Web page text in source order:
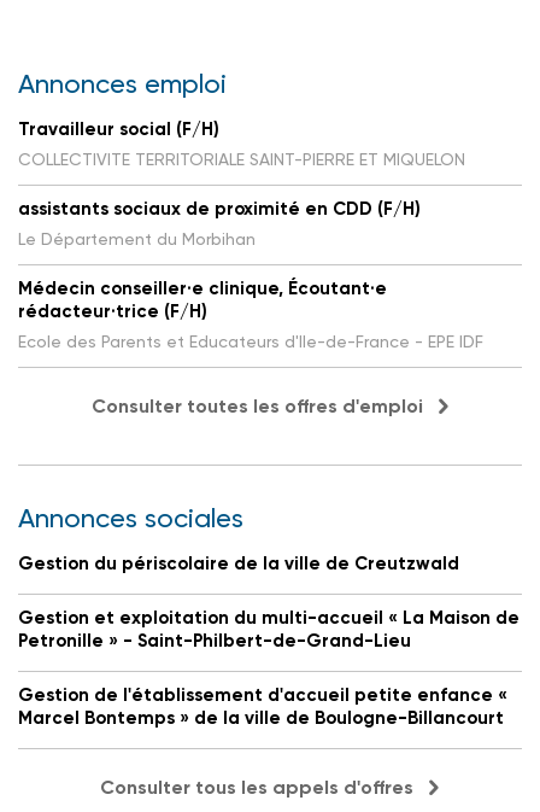
Annonces emploi
Travailleur social (F/H)
COLLECTIVITE TERRITORIALE SAINT-PIERRE ET MIQUELON
assistants sociaux de proximité en CDD (F/H)
Le Département du Morbihan
Médecin conseiller·e clinique, Écoutant·e
rédacteur·trice (F/H)
Ecole des Parents et Educateurs d'Ile-de-France - EPE IDF
Consulter toutes les offres d'emploi
Annonces sociales
Gestion du périscolaire de la ville de Creutzwald
Gestion et exploitation du multi-accueil « La Maison de
Petronille » - Saint-Philbert-de-Grand-Lieu
Gestion de l'établissement d'accueil petite enfance «
Marcel Bontemps » de la ville de Boulogne-Billancourt
Consulter tous les appels d'offres